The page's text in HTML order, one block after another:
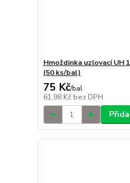
Hmoždinka uzlovací UH
(50 ks/bal)
75 Kč/bal
61,98 Kč bez DPH